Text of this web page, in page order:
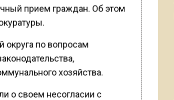
прием граждан. Об этом
округа по вопросам
хозяйства.
о своем несогласии с